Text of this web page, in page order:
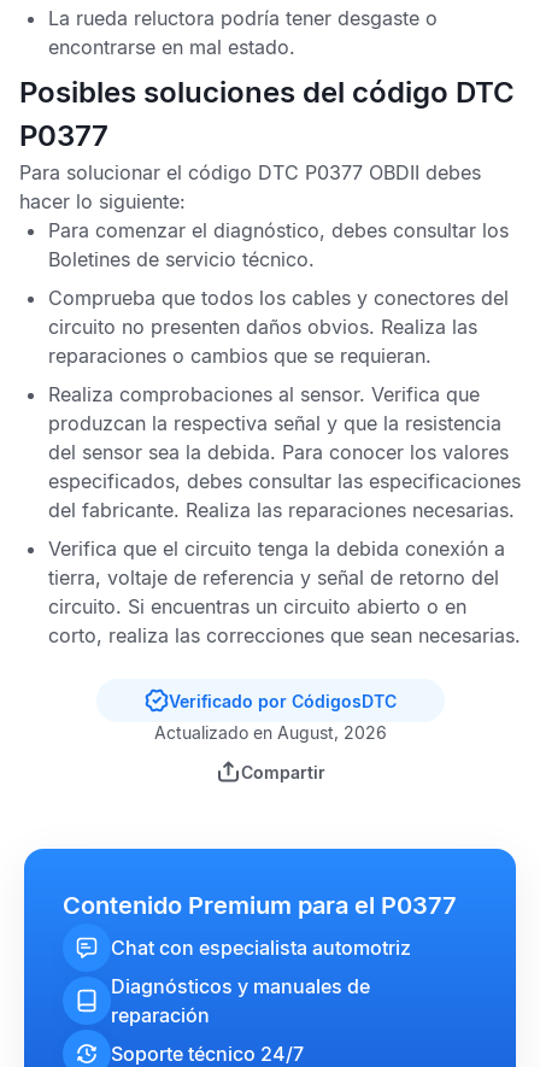
La rueda reluctora podría tener desgaste o
encontrarse en mal estado.
Posibles soluciones del código DTC
P0377
Para solucionar el código DTC P0377 OBDII debes
hacer lo siguiente:
Para comenzar el diagnóstico, debes consultar los
Boletines de servicio técnico.
Comprueba que todos los cables y conectores del
circuito no presenten daños obvios. Realiza las
reparaciones o cambios que se requieran.
Realiza comprobaciones al sensor. Verifica que
produzcan la respectiva señal y que la resistencia
del sensor sea la debida. Para conocer los valores
especificados, debes consultar las especificaciones
del fabricante. Realiza las reparaciones necesarias.
Verifica que el circuito tenga la debida conexión a
tierra, voltaje de referencia y señal de retorno del
circuito. Si encuentras un circuito abierto o en
corto, realiza las correcciones que sean necesarias.
Verificado por CódigosDTC
Actualizado en August, 2026
Compartir
Contenido Premium para el P0377
Chat con especialista automotriz
Diagnósticos y manuales de
reparación
Soporte técnico 24/7